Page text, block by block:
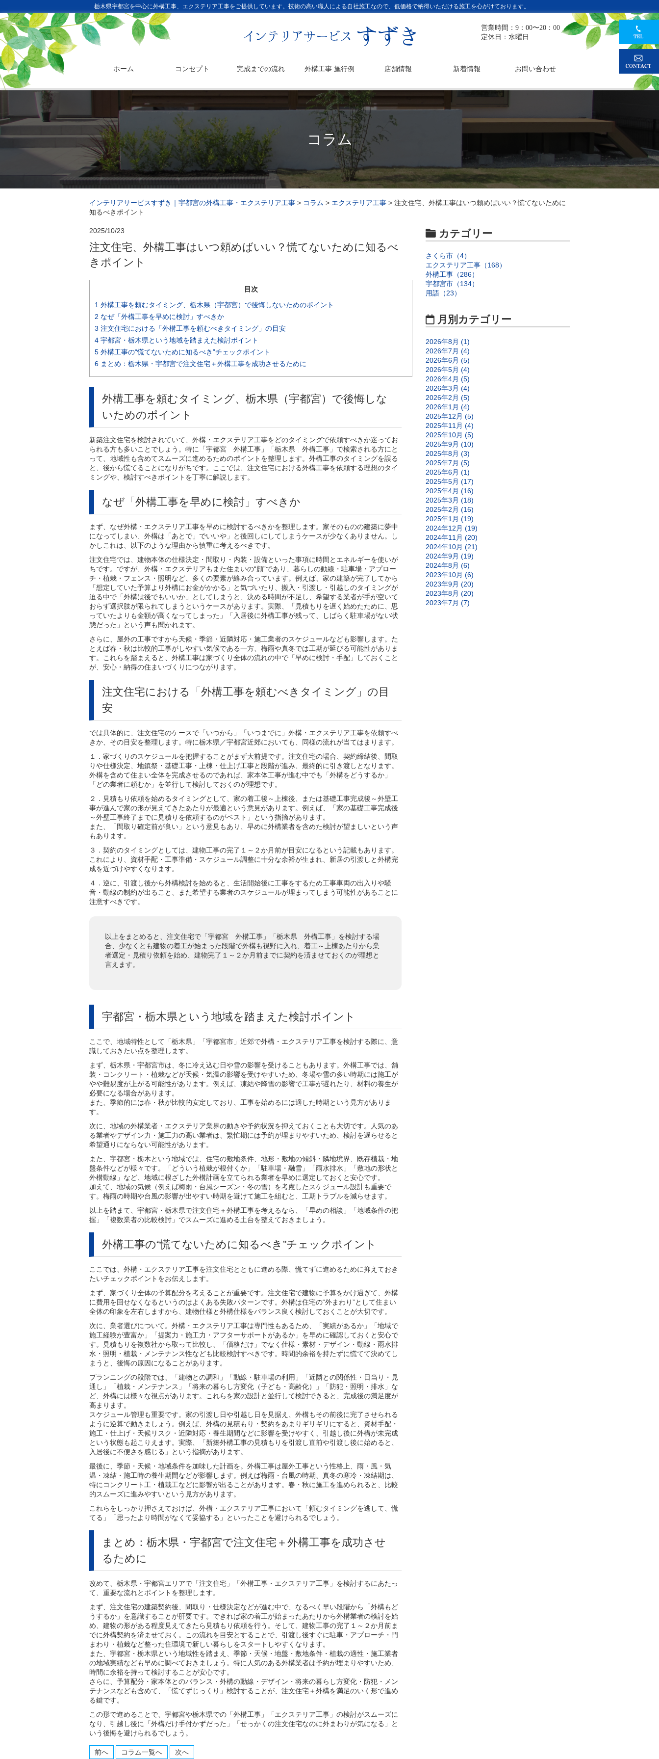
栃木県宇都宮を中心に外構工事、エクステリア工事をご提供しています。技術の高い職人による自社施工なので、低価格で納得いただける施工を心がけております。
営業時間：9：00〜20：00
定休日：水曜日
ホーム コンセプト 完成までの流れ 外構工事 施行例 店舗情報 新着情報 お問い合わせ
コラム
インテリアサービスすずき｜宇都宮の外構工事・エクステリア工事 > コラム > エクステリア工事 > 注文住宅、外構工事はいつ頼めばいい？慌てないために
知るべきポイント
2025/10/23
注文住宅、外構工事はいつ頼めばいい？慌てないために知るべ
きポイント
目次
1 外構工事を頼むタイミング、栃木県（宇都宮）で後悔しないためのポイント
2 なぜ「外構工事を早めに検討」すべきか
3 注文住宅における「外構工事を頼むべきタイミング」の目安
4 宇都宮・栃木県という地域を踏まえた検討ポイント
5 外構工事の“慌てないために知るべき”チェックポイント
6 まとめ：栃木県・宇都宮で注文住宅＋外構工事を成功させるために
外構工事を頼むタイミング、栃木県（宇都宮）で後悔しな
いためのポイント
新築注文住宅を検討されていて、外構・エクステリア工事をどのタイミングで依頼すべきか迷ってお
られる方も多いことでしょう。特に「宇都宮 外構工事」「栃木県 外構工事」で検索される方にと
って、地域性も含めてスムーズに進めるためのポイントを整理します。外構工事のタイミングを誤る
と、後から慌てることになりがちです。ここでは、注文住宅における外構工事を依頼する理想のタイ
ミングや、検討すべきポイントを丁寧に解説します。
なぜ「外構工事を早めに検討」すべきか
まず、なぜ外構・エクステリア工事を早めに検討するべきかを整理します。家そのものの建築に夢中
になってしまい、外構は「あとで」でいいや」と後回しにしてしまうケースが少なくありません。し
かしこれは、以下のような理由から慎重に考えるべきです。
注文住宅では、建物本体の仕様決定・間取り・内装・設備といった事項に時間とエネルギーを使いが
ちです。ですが、外構・エクステリアもまた住まいの“顔”であり、暮らしの動線・駐車場・アプロー
チ・植栽・フェンス・照明など、多くの要素が絡み合っています。例えば、家の建築が完了してから
「想定していた予算より外構にお金がかかる」と気づいたり、搬入・引渡し・引越しのタイミングが
迫る中で「外構は後でもいいか」としてしまうと、決める時間が不足し、希望する業者が手が空いて
おらず選択肢が限られてしまうというケースがあります。実際、「見積もりを遅く始めたために、思
っていたよりも金額が高くなってしまった」「入居後に外構工事が残って、しばらく駐車場がない状
態だった」という声も聞かれます。
さらに、屋外の工事ですから天候・季節・近隣対応・施工業者のスケジュールなども影響します。た
とえば春・秋は比較的工事がしやすい気候である一方、梅雨や真冬では工期が延びる可能性がありま
す。これらを踏まえると、外構工事は家づくり全体の流れの中で「早めに検討・手配」しておくこと
が、安心・納得の住まいづくりにつながります。
注文住宅における「外構工事を頼むべきタイミング」の目
安
では具体的に、注文住宅のケースで「いつから」「いつまでに」外構・エクステリア工事を依頼すべ
きか、その目安を整理します。特に栃木県／宇都宮近郊においても、同様の流れが当てはまります。
１．家づくりのスケジュールを把握することがまず大前提です。注文住宅の場合、契約締結後、間取
りや仕様決定、地鎮祭・基礎工事・上棟・仕上げ工事と段階が進み、最終的に引き渡しとなります。
外構を含めて住まい全体を完成させるのであれば、家本体工事が進む中でも「外構をどうするか」
「どの業者に頼むか」を並行して検討しておくのが理想です。
２．見積もり依頼を始めるタイミングとして、家の着工後～上棟後、または基礎工事完成後～外壁工
事が進んで家の形が見えてきたあたりが最適という意見があります。例えば、「家の基礎工事完成後
～外壁工事終了までに見積りを依頼するのがベスト」という指摘があります。
また、「間取り確定前が良い」という意見もあり、早めに外構業者を含めた検討が望ましいという声
もあります。
３．契約のタイミングとしては、建物工事の完了１～２か月前が目安になるという記載もあります。
これにより、資材手配・工事準備・スケジュール調整に十分な余裕が生まれ、新居の引渡しと外構完
成を近づけやすくなります。
４．逆に、引渡し後から外構検討を始めると、生活開始後に工事をするため工事車両の出入りや騒
音・動線の制約が出ること、また希望する業者のスケジュールが埋まってしまう可能性があることに
注意すべきです。
以上をまとめると、注文住宅で「宇都宮 外構工事」「栃木県 外構工事」を検討する場
合、少なくとも建物の着工が始まった段階で外構も視野に入れ、着工～上棟あたりから業
者選定・見積り依頼を始め、建物完了１～２か月前までに契約を済ませておくのが理想と
言えます。
宇都宮・栃木県という地域を踏まえた検討ポイント
ここで、地域特性として「栃木県」「宇都宮市」近郊で外構・エクステリア工事を検討する際に、意
識しておきたい点を整理します。
まず、栃木県・宇都宮市は、冬に冷え込む日や雪の影響を受けることもあります。外構工事では、舗
装・コンクリート・植栽などが天候・気温の影響を受けやすいため、冬場や雪の多い時期には施工が
やや難易度が上がる可能性があります。例えば、凍結や降雪の影響で工事が遅れたり、材料の養生が
必要になる場合があります。
また、季節的には春・秋が比較的安定しており、工事を始めるには適した時期という見方がありま
す。
次に、地域の外構業者・エクステリア業界の動きや予約状況を抑えておくことも大切です。人気のあ
る業者やデザイン力・施工力の高い業者は、繁忙期には予約が埋まりやすいため、検討を遅らせると
希望通りにならない可能性があります。
また、宇都宮・栃木という地域では、住宅の敷地条件、地形・敷地の傾斜・隣地境界、既存植栽・地
盤条件などが様々です。「どういう植栽が根付くか」「駐車場・融雪」「雨水排水」「敷地の形状と
外構動線」など、地域に根ざした外構計画を立てられる業者を早めに選定しておくと安心です。
加えて、地域の気候（例えば梅雨・台風シーズン・冬の雪）を考慮したスケジュール設計も重要で
す。梅雨の時期や台風の影響が出やすい時期を避けて施工を組むと、工期トラブルを減らせます。
以上を踏まて、宇都宮・栃木県で注文住宅＋外構工事を考えるなら、「早めの相談」「地域条件の把
握」「複数業者の比較検討」でスムーズに進める土台を整えておきましょう。
外構工事の“慌てないために知るべき”チェックポイント
ここでは、外構・エクステリア工事を注文住宅とともに進める際、慌てずに進めるために抑えておき
たいチェックポイントをお伝えします。
まず、家づくり全体の予算配分を考えることが重要です。注文住宅で建物に予算をかけ過ぎて、外構
に費用を回せなくなるというのはよくある失敗パターンです。外構は住宅の“外まわり”として住まい
全体の印象を左右しますから、建物仕様と外構仕様をバランス良く検討しておくことが大切です。
次に、業者選びについて。外構・エクステリア工事は専門性もあるため、「実績があるか」「地域で
施工経験が豊富か」「提案力・施工力・アフターサポートがあるか」を早めに確認しておくと安心で
す。見積もりを複数社から取って比較し、「価格だけ」でなく仕様・素材・デザイン・動線・雨水排
水・照明・植栽・メンテナンス性なども比較検討すべきです。時間的余裕を持たずに慌てて決めてし
まうと、後悔の原因になることがあります。
プランニングの段階では、「建物との調和」「動線・駐車場の利用」「近隣との関係性・日当り・見
通し」「植栽・メンテナンス」「将来の暮らし方変化（子ども・高齢化）」「防犯・照明・排水」な
ど、外構には様々な視点があります。これらを家の設計と並行して検討できると、完成後の満足度が
高まります。
スケジュール管理も重要です。家の引渡し日や引越し日を見据え、外構もその前後に完了させられる
ように逆算で動きましょう。例えば、外構の見積もり・契約をあまりギリギリにすると、資材手配・
施工・仕上げ・天候リスク・近隣対応・養生期間などに影響を受けやすく、引越し後に外構が未完成
という状態も起こりえます。実際、「新築外構工事の見積もりを引渡し直前や引渡し後に始めると、
入居後に不便さを感じる」という指摘があります。
最後に、季節・天候・地域条件を加味した計画を。外構工事は屋外工事という性格上、雨・風・気
温・凍結・施工時の養生期間などが影響します。例えば梅雨・台風の時期、真冬の寒冷・凍結期は、
特にコンクリート工・植栽工などに影響が出ることがあります。春・秋に施工を進められると、比較
的スムーズに進みやすいという見方があります。
これらをしっかり押さえておけば、外構・エクステリア工事において「頼むタイミングを逃して、慌
てる」「思ったより時間がなくて妥協する」といったことを避けられるでしょう。
まとめ：栃木県・宇都宮で注文住宅＋外構工事を成功させ
るために
改めて、栃木県・宇都宮エリアで「注文住宅」「外構工事・エクステリア工事」を検討するにあたっ
て、重要な流れとポイントを整理します。
まず、注文住宅の建築契約後、間取り・仕様決定などが進む中で、なるべく早い段階から「外構もど
うするか」を意識することが肝要です。できれば家の着工が始まったあたりから外構業者の検討を始
め、建物の形がある程度見えてきたら見積もり依頼を行う。そして、建物工事の完了１～２か月前ま
でに外構契約を済ませておく。この流れを目安とすることで、引渡し後すぐに駐車・アプローチ・門
まわり・植栽など整った住環境で新しい暮らしをスタートしやすくなります。
また、宇都宮・栃木県という地域性を踏まえ、季節・天候・地盤・敷地条件・植栽の適性・施工業者
の地域実績なども早めに調べておきましょう。特に人気のある外構業者は予約が埋まりやすいため、
時間に余裕を持って検討することが安心です。
さらに、予算配分・家本体とのバランス・外構の動線・デザイン・将来の暮らし方変化・防犯・メン
テナンスなども含めて、「慌てずじっくり」検討することが、注文住宅＋外構を満足のいく形で進め
る鍵です。
この形で進めることで、宇都宮や栃木県での「外構工事」「エクステリア工事」の検討がスムーズに
なり、引越し後に「外構だけ手付かずだった」「せっかくの注文住宅なのに外まわりが気になる」と
いう後悔を避けられるでしょう。
前へ コラム一覧へ 次へ
カテゴリー
さくら市（4）
エクステリア工事（168）
外構工事（286）
宇都宮市（134）
用語（23）
月別カテゴリー
2026年8月 (1)
2026年7月 (4)
2026年6月 (5)
2026年5月 (4)
2026年4月 (5)
2026年3月 (4)
2026年2月 (5)
2026年1月 (4)
2025年12月 (5)
2025年11月 (4)
2025年10月 (5)
2025年9月 (10)
2025年8月 (3)
2025年7月 (5)
2025年6月 (1)
2025年5月 (17)
2025年4月 (16)
2025年3月 (18)
2025年2月 (16)
2025年1月 (19)
2024年12月 (19)
2024年11月 (20)
2024年10月 (21)
2024年9月 (19)
2024年8月 (6)
2023年10月 (6)
2023年9月 (20)
2023年8月 (20)
2023年7月 (7)